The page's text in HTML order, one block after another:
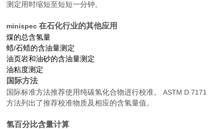
测定用时缩短至短短一分钟。
minispec在石化行业的其他应用
煤的总含氢量
蜡/石蜡的含油量测定
油页岩和油砂的含油量测定
油粘度测定
国际方法
国际标准方法推荐使用纯碳氢化合物进行校准。
ASTM D 7171
方法列出了推荐校准物质及相应的含氢量值。
氢百分比含量计算